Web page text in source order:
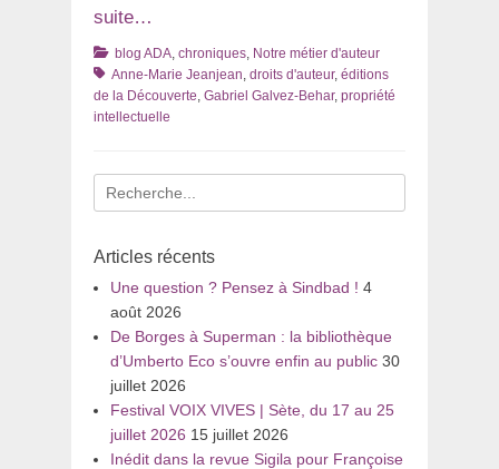
suite…
Catégories
blog ADA, chroniques, Notre métier d'auteur
Anne-Marie Jeanjean, droits d'auteur, éditions
de la Découverte, Gabriel Galvez-Behar, propriété
intellectuelle
Recherche
pour
Articles récents
Une question ? Pensez à Sindbad ! 4
août 2026
De Borges à Superman : la bibliothèque
d’Umberto Eco s’ouvre enfin au public 30
juillet 2026
Festival VOIX VIVES | Sète, du 17 au 25
juillet 2026 15 juillet 2026
Inédit dans la revue Sigila pour Françoise